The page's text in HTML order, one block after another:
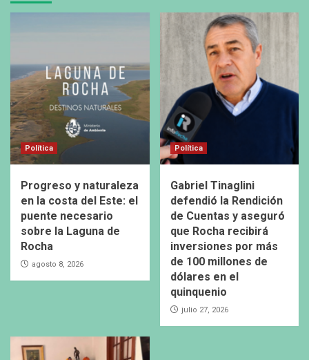
Política
Progreso y naturaleza
en la costa del Este: el
puente necesario
sobre la Laguna de
Rocha
agosto 8, 2026
Política
Gabriel Tinaglini
defendió la Rendición
de Cuentas y aseguró
que Rocha recibirá
inversiones por más
de 100 millones de
dólares en el
quinquenio
julio 27, 2026